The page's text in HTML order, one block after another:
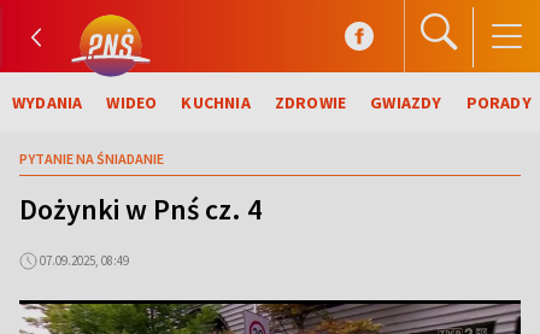
WYDANIA WIDEO KUCHNIA ZDROWIE GWIAZDY PORADY
PYTANIE NA ŚNIADANIE
Dożynki w Pnś cz. 4
07.09.2025, 08:49